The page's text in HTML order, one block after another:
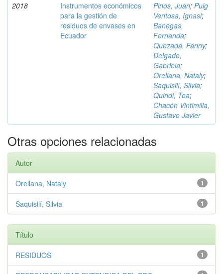
2018
Instrumentos económicos
para la gestión de
residuos de envases en
Ecuador
Pinos, Juan; Puig
Ventosa, Ignasi;
Banegas,
Fernanda;
Quezada, Fanny;
Delgado,
Gabriela;
Orellana, Nataly;
Saquisilí, Silvia;
Quindi, Toa;
Chacón Vintimilla,
Gustavo Javier
Otras opciones relacionadas
Autor
1
Orellana, Nataly
1
Saquisilí, Silvia
Título
1
RESIDUOS